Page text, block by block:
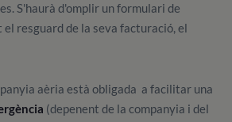
S'haurà d'omplir un formulari de
resguard de la seva facturació, el
aèria està obligada a facilitar una
(depenent de la companyia i del